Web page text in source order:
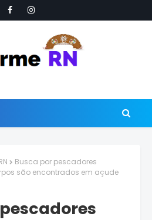
Busca por pescadores
são encontrados em açude